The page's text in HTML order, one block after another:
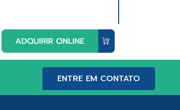
ENTRE EM CONTATO